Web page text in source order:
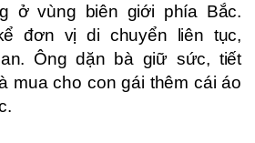
ở vùng biên giới phía Bắc.
đơn vị di chuyển liên tục,
Ông dặn bà giữ sức, tiết
mua cho con gái thêm cái áo